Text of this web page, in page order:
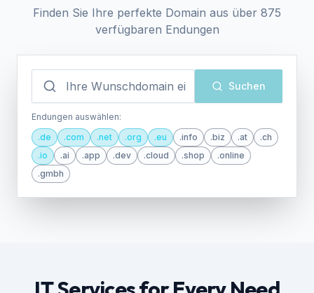
Finden Sie Ihre perfekte Domain aus über 875
verfügbaren Endungen
Suchen
Endungen auswählen:
.de .com .net .org .eu .info .biz .at .ch
.io .ai .app .dev .cloud .shop .online
.gmbh